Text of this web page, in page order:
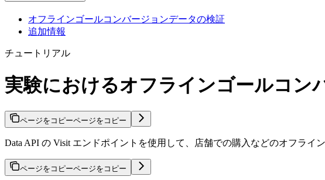
オフラインゴールコンバージョンデータの検証
追加情報
チュートリアル
実験におけるオフラインゴールコン
ページをコピーページをコピー
Data API の Visit エンドポイントを使用して、店舗での購入などのオフライ
ページをコピーページをコピー